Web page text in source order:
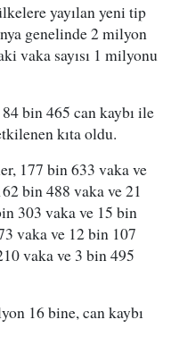
yayılan yeni tip
genelinde 2 milyon
vaka sayısı 1 milyonu
bin 465 can kaybı ile
kıta oldu.
177 bin 633 vaka ve
bin 488 vaka ve 21
303 vaka ve 15 bin
vaka ve 12 bin 107
vaka ve 3 bin 495
16 bine, can kaybı